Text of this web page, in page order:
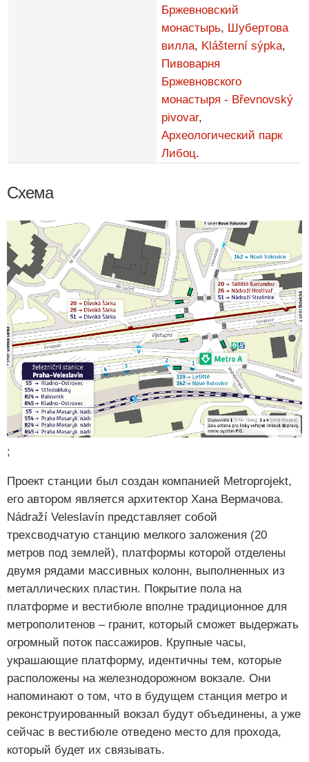
Бржевновский
монастырь, Шубертова
вилла, Klášterní sýpka,
Пивоварня
Бржевновского
монастыря - Břevnovský
pivovar,
Археологический парк
Либоц.
Схема
;
Проект станции был создан компанией Metroprojekt,
его автором является архитектор Хана Вермачова.
Nádraží Veleslavín представляет собой
трехсводчатую станцию мелкого заложения (20
метров под землей), платформы которой отделены
двумя рядами массивных колонн, выполненных из
металлических пластин. Покрытие пола на
платформе и вестибюле вполне традиционное для
метрополитенов – гранит, который сможет выдержать
огромный поток пассажиров. Крупные часы,
украшающие платформу, идентичны тем, которые
расположены на железнодорожном вокзале. Они
напоминают о том, что в будущем станция метро и
реконструированный вокзал будут объединены, а уже
сейчас в вестибюле отведено место для прохода,
который будет их связывать.